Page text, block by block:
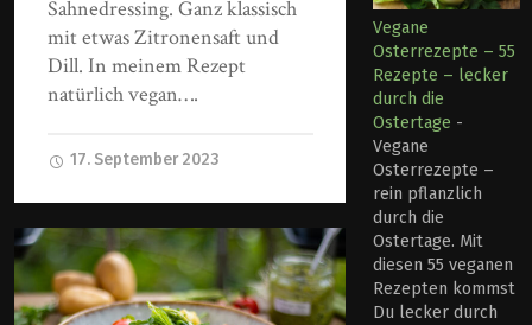
Sahnedressing. Ganz klassisch
mit etwas Zitronensaft und
Dill. In meinem Rezept
natürlich vegan….
17. September 2023
Vegane
Osterrezepte – 55
Rezepte – lecker
durch die
Ostertage -
Vegane
Osterrezepte –
rein pflanzlich
durch die
Ostertage. Mit
diesen 55 veganen
Rezepten kommst
Du lecker durch